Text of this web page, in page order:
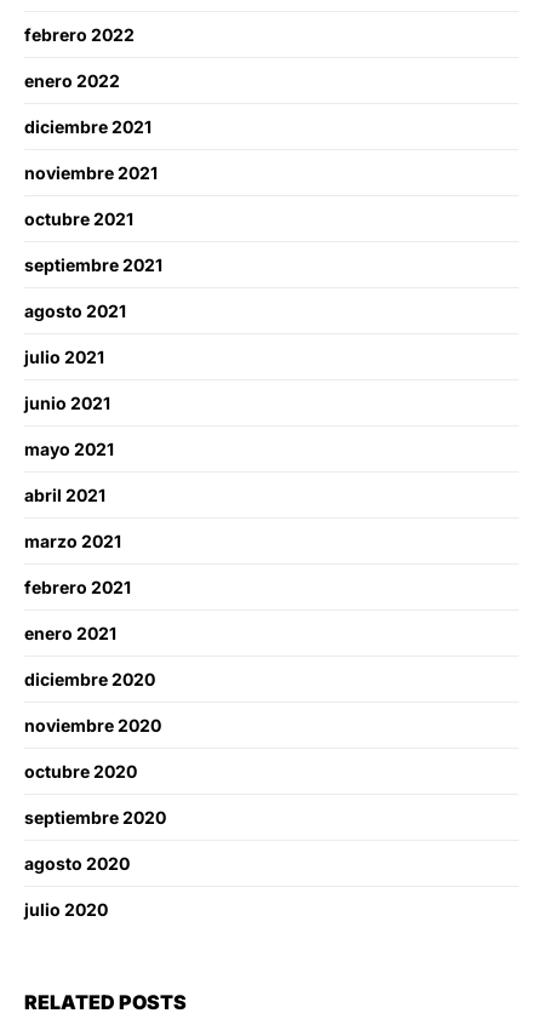
febrero 2022
enero 2022
diciembre 2021
noviembre 2021
octubre 2021
septiembre 2021
agosto 2021
julio 2021
junio 2021
mayo 2021
abril 2021
marzo 2021
febrero 2021
enero 2021
diciembre 2020
noviembre 2020
octubre 2020
septiembre 2020
agosto 2020
julio 2020
RELATED POSTS